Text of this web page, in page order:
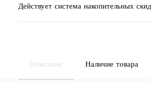
Действует система накопительных
Описание Наличие товара